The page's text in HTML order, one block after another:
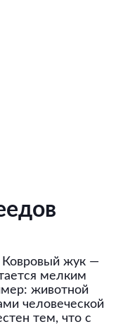
Ковровый жук —
мелким
животной
человеческой
тем, что с